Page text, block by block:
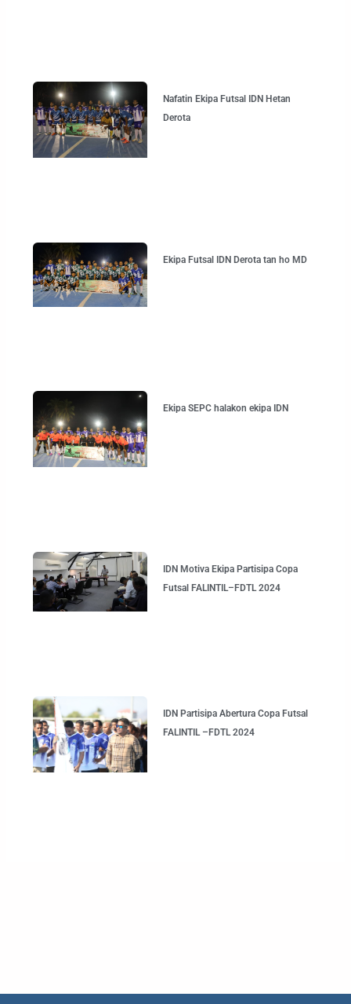
Nafatin Ekipa Futsal IDN Hetan
Derota
Ekipa Futsal IDN Derota tan ho MD
Ekipa SEPC halakon ekipa IDN
IDN Motiva Ekipa Partisipa Copa
Futsal FALINTIL–FDTL 2024
IDN Partisipa Abertura Copa Futsal
FALINTIL –FDTL 2024